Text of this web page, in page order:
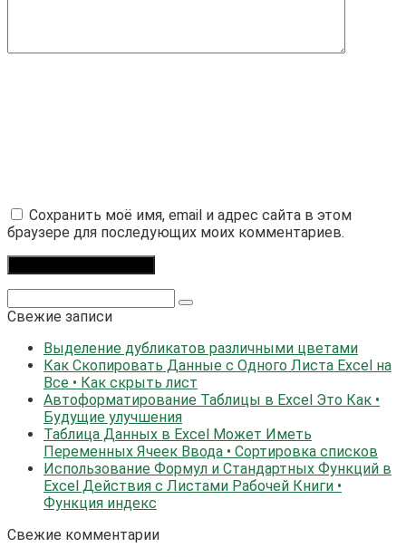
Сохранить моё имя, email и адрес сайта в этом
браузере для последующих моих комментариев.
Свежие записи
Выделение дубликатов различными цветами
Как Скопировать Данные с Одного Листа Excel на
Все • Как скрыть лист
Автоформатирование Таблицы в Excel Это Как •
Будущие улучшения
Таблица Данных в Excel Может Иметь
Переменных Ячеек Ввода • Сортировка списков
Использование Формул и Стандартных Функций в
Excel Действия с Листами Рабочей Книги •
Функция индекс
Свежие комментарии